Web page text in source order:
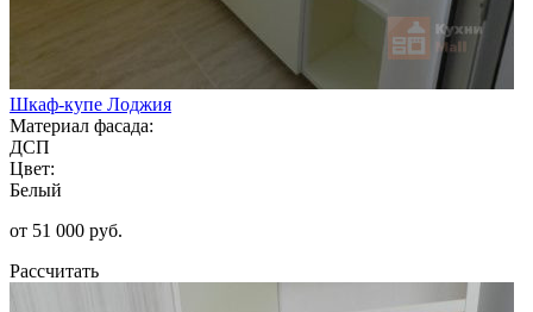
Шкаф-купе Лоджия
Материал фасада:
ДСП
Цвет:
Белый
от 51 000 руб.
Рассчитать